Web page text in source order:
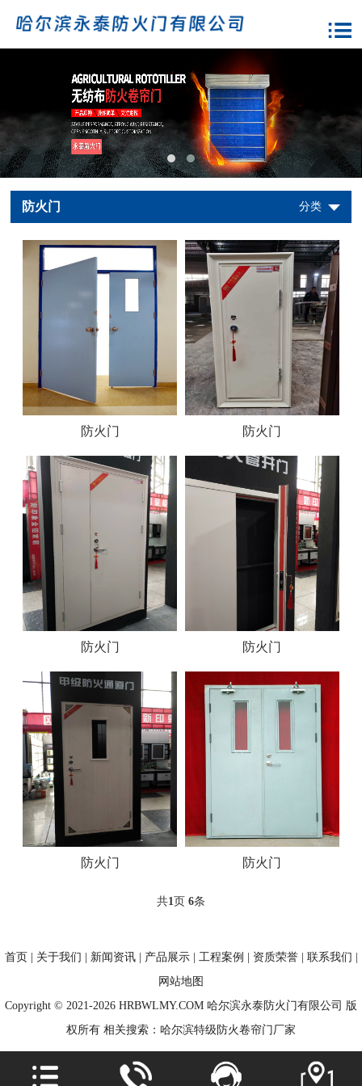
防火门 分类
防火门 防火门
防火门 防火门
防火门 防火门
共1页 6条
首页 关于我们 新闻资讯| 产品展示| 工程案例 资质荣誉| 联系我们
网站地图
Copyright © 2021-2026 HRBWLMY.COM 哈尔滨永泰防火门有限公司 版
权所有 相关搜索：哈尔滨特级防火卷帘门厂家